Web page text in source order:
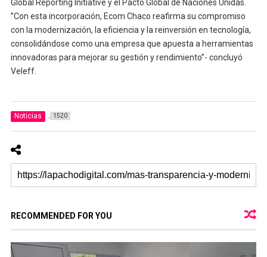
Global Reporting Initiative y el Pacto Global de Naciones Unidas.
”Con esta incorporación, Ecom Chaco reafirma su compromiso
con la modernización, la eficiencia y la reinversión en tecnología,
consolidándose como una empresa que apuesta a herramientas
innovadoras para mejorar su gestión y rendimiento”- concluyó
Veleff.
Noticias 1520
RECOMMENDED FOR YOU